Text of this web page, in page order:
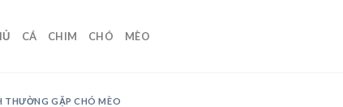
CÁ CHIM CHÓ MÈO
THƯỜNG GẶP CHÓ MÈO